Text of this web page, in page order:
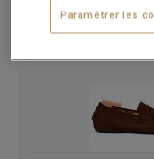
Livré en 24h
(commandez avant
Paramétrer les